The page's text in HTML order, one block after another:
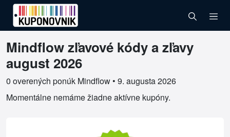
Mindflow zľavové kódy a zľavy
august 2026
0 overených ponúk Mindflow • 9. augusta 2026
Overené kupóny pre Mindflow
Momentálne nemáme žiadne aktívne kupóny.